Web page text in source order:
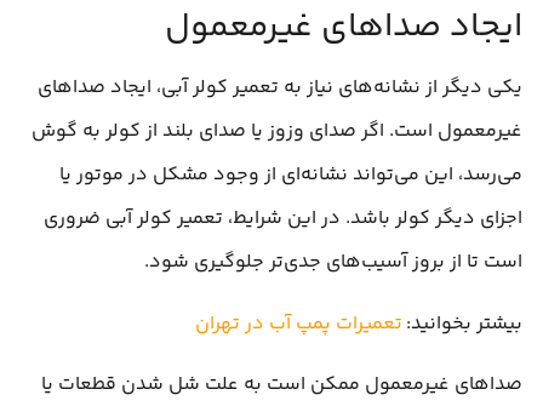
ایجاد صداهای غیرمعمول
یکی دیگر از نشانه‌های نیاز به تعمیر کولر آبی، ایجاد صداهای
غیرمعمول است. اگر صدای وزوز یا صدای بلند از کولر به گوش
می‌رسد، این می‌تواند نشانه‌ای از وجود مشکل در موتور یا
اجزای دیگر کولر باشد. در این شرایط، تعمیر کولر آبی ضروری
است تا از بروز آسیب‌های جدی‌تر جلوگیری شود.
بیشتر بخوانید: تعمیرات پمپ آب در تهران
صداهای غیرمعمول ممکن است به علت شل شدن قطعات یا